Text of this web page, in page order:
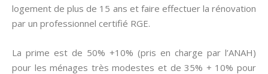
logement de plus de 15 ans et faire effectuer la rénovation
par un professionnel certifié RGE.
La prime est de 50% +10% (pris en charge par l’ANAH)
pour les ménages très modestes et de 35% + 10% pour